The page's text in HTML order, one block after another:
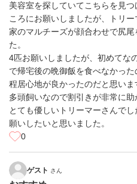
美容室を探していてこちらを見
ころにお願いしましたが、トリ
家のマルチーズが顔合わせで尻
た。
4匹お願いしましたが、初めてな
で帰宅後の晩御飯を食べなかっ
程居心地が良かったのだと思いま
多頭飼いなので割引きが非常に助
とても優しいトリーマーさんで
願いしたいと思いました。
0
ゲスト さん